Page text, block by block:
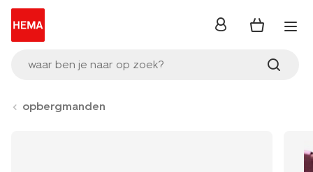
waar ben je naar op zoek?
inloggen
opbergmanden